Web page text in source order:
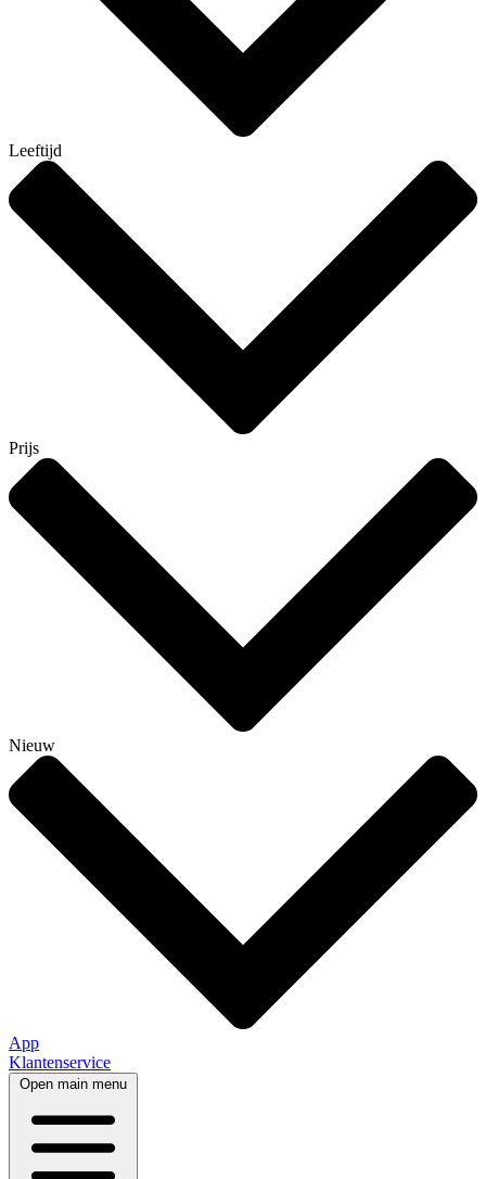
Leeftijd
Prijs
Nieuw
App
Klantenservice
Open main menu